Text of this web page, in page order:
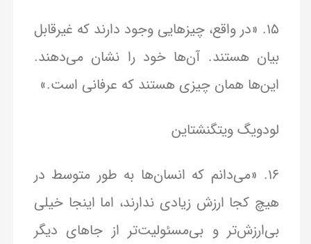
15. «در واقع، چیزهایی وجود دارند که غیرقابل
بیان هستند. آن‌ها خود را نشان می‌دهند.
این‌ها همان چیزی هستند که عرفانی است.»
لودویگ ویتگنشتاین
16. «می‌دانم که انسان‌ها به طور متوسط در
هیچ کجا ارزش زیادی ندارند، اما اینجا خیلی
بی‌ارزش‌تر و بی‌مسئولیت‌تر از جاهای دیگر